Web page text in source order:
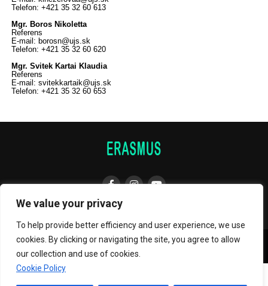
We value your privacy
To help provide better efficiency and user experience, we use
cookies. By clicking or navigating the site, you agree to allow
our collection and use of cookies.
Cookie Policy
Telefon: +421 35 32 60 613
Mgr. Boros Nikoletta
Referens
E-mail: borosn@ujs.sk
Telefon: +421 35 32 60 620
Mgr. Svitek Kartai Klaudia
Referens
E-mail: svitekkartaik@ujs.sk
Telefon: +421 35 32 60 653
Copyright © 2023 UJS - ERASMUS